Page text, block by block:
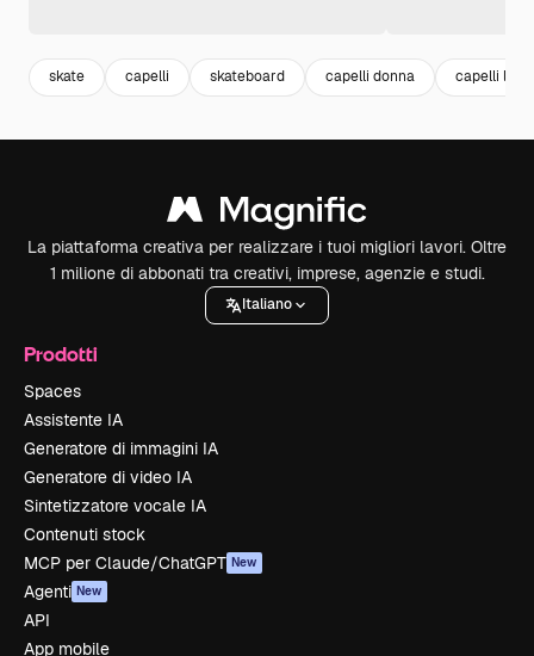
skate capelli skateboard capelli donna capelli
La piattaforma creativa per realizzare i tuoi migliori lavori. Oltre
1 milione di abbonati tra creativi, imprese, agenzie e studi.
Italiano
Prodotti
Spaces
Assistente IA
Generatore di immagini IA
Generatore di video IA
Sintetizzatore vocale IA
Contenuti stock
MCP per Claude/ChatGPT New
Agenti New
API
App mobile